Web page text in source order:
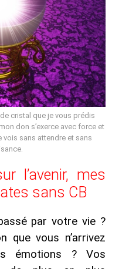
de cristal que je vous prédis
don s’exerce avec force et
vois sans attendre et sans
l’avenir, mes
sans CB
par votre vie ?
que vous n’arrivez
émotions ? Vos